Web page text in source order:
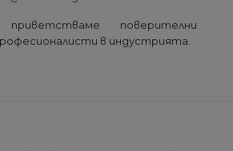
поверителни
в индустрията.